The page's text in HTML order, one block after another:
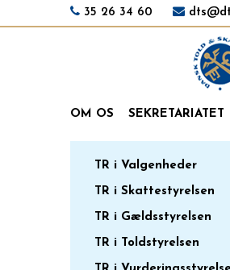
35 26 34 60
OM OS SEKRETARIATET
TR i Valgenheder
TR i Skattestyrelsen
TR i Gældsstyrelsen
TR i Toldstyrelsen